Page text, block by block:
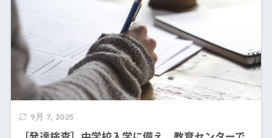
9月 7, 2025